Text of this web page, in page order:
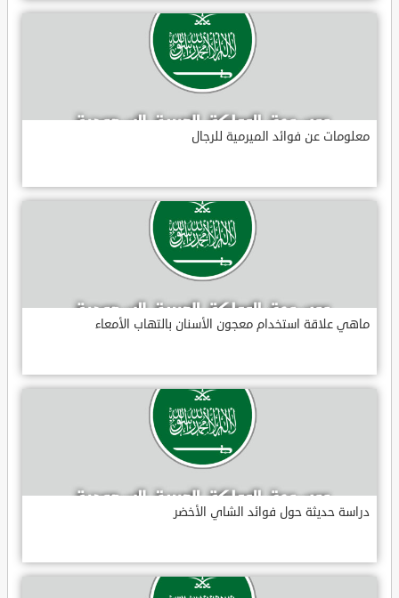
معلومات عن فوائد الميرمية للرجال
ماهي علاقة استخدام معجون الأسنان بالتهاب الأمعاء
دراسة حديثة حول فوائد الشاي الأخضر